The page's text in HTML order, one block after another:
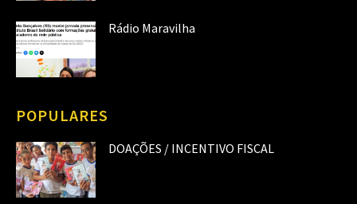
Rádio Maravilha
POPULARES
DOAÇÕES / INCENTIVO FISCAL